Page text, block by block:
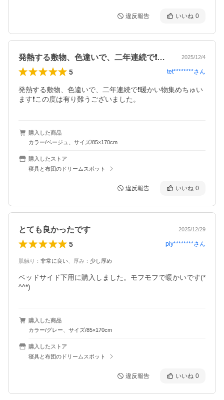
違反報告 いいね 0
発熱する敷物、色違いで、二年連続で❗️… 2025/12/4
5 tet********さん
発熱する敷物、色違いで、二年連続で❗️暖かい物集めちゅい
ます❗️この度は有り難うございました。
購入した商品
カラー/ベージュ、サイズ/85×170cm
購入したストア
寝具と布団のドリームスポット
違反報告 いいね 0
とても良かったです 2025/12/29
5 piy********さん
肌触り ： 非常に良い 厚み ： 少し厚め
ベッドサイド下用に購入しました。モフモフで暖かいです(*
^^*)
購入した商品
カラー/グレー、サイズ/85×170cm
購入したストア
寝具と布団のドリームスポット
違反報告 いいね 0